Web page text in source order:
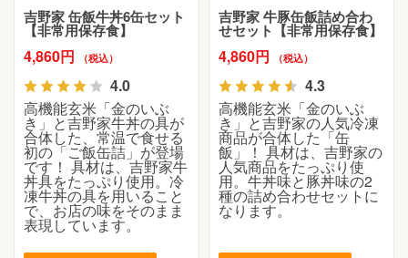
吉野家 缶飯牛丼6缶セット
【非常用保存食】
4,860円 （税込）
4.0
高機能玄米「金のいぶ
き」と吉野家牛丼の具が
合体した、常温で食せる
初の「ご飯缶詰」が登場
です！ 具材は、吉野家牛
丼具をたっぷり使用。冷
凍牛丼の具を用いること
で、お店の味をそのまま
表現しています。
吉野家 牛豚缶飯詰め合わ
せセット【非常用保存食】
4,860円 （税込）
4.3
高機能玄米「金のいぶ
き」と吉野家の人気冷凍
商品が合体した「缶
飯」！ 具材は、吉野家の
人気商品をたっぷり使
用。牛丼味と豚丼味の2
種の詰め合わせセットに
なります。